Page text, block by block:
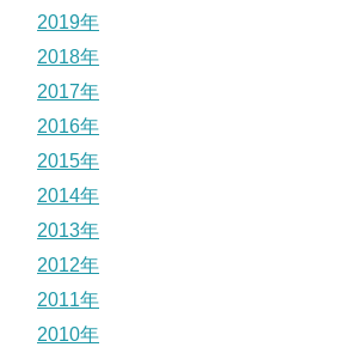
2019年
2018年
2017年
2016年
2015年
2014年
2013年
2012年
2011年
2010年